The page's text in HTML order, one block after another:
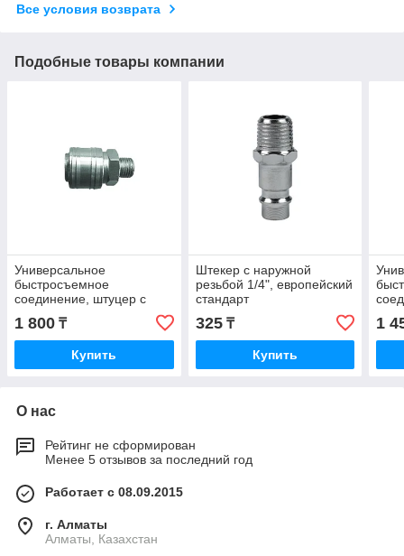
Все условия возврата
Подобные товары компании
Универсальное
быстросъемное
соединение, штуцер с
наружной резьбой M 1/4",
евростарндарт
1 800 ₸
Купить
Штекер с наружной
резьбой 1/4", европейский
стандарт
325₸
Купить
1/
1
О нас
Рейтинг не сформирован
Менее 5 отзывов за последний год
Работает с 08.09.2015
г. Алматы
Алматы, Казахстан